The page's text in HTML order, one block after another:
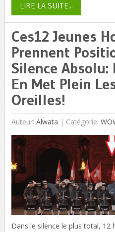
LIRE LA SUITE...
Ces12 Jeunes
Prennent
Silence Absolu:
En Met Plein
Oreilles!
Auteur: Alwata | Catégorie:
Dans le silence le plus total, 12